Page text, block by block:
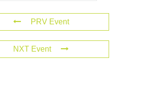
PRV Event
NXT Event